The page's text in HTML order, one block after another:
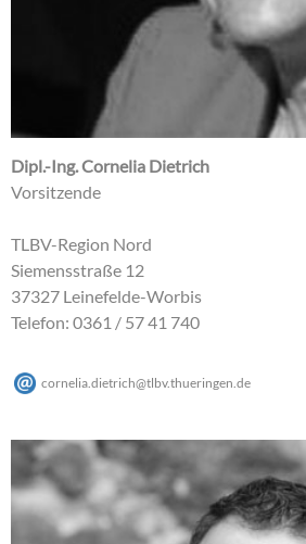
Dipl.-Ing. Cornelia Dietrich
Vorsitzende
TLBV-Region Nord
Siemensstraße 12
37327 Leinefelde-Worbis
Telefon: 0361 / 57 41 740
cornelia.dietrich@tlbv.thueringen de